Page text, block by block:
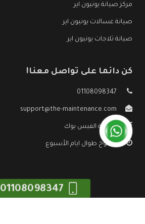
مركز صيانة يونيون اير
صيانة غسالات يونيون اير
صيانة ثلاجات يونيون اير
كن دائما على تواصل معنا!
01108098347
support@the-maintenance.com
صفحة الفيس بوك
مفتوح طوال ايام الأسبوع
01108098347